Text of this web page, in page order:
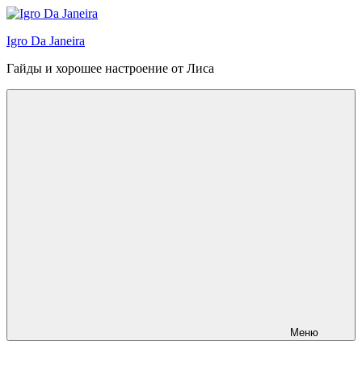
Перейти
содержимому
Igro Da Janeira
Гайды и хорошее настроение от Лиса
Меню